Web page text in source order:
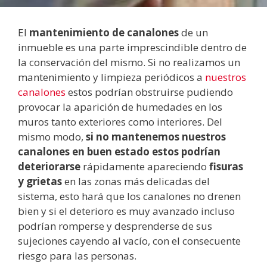
El mantenimiento de canalonesde un
inmueble es una parte imprescindible dentro de
la conservación del mismo. Si no realizamos un
mantenimiento y limpieza periódicos a nuestros
canalones estos podrían obstruirse pudiendo
provocar la aparición de humedades en los
muros tanto exteriores como interiores. Del
mismo modo, si no mantenemos nuestros
canalones en buen estado estos podrían
deteriorarse rápidamente apareciendo fisuras
y grietasen las zonas más delicadas del
sistema, esto hará que los canalones no drenen
bien y si el deterioro es muy avanzado incluso
podrían romperse y desprenderse de sus
sujeciones cayendo al vacío, con el consecuente
riesgo para las personas.